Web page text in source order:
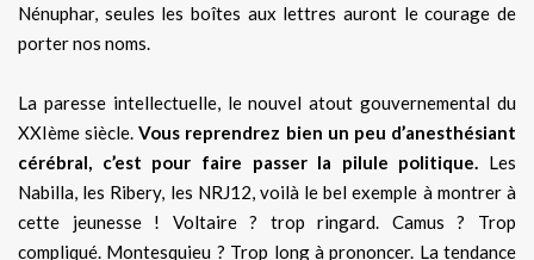
Nénuphar, seules les boîtes aux lettres auront le courage de
porter nos noms.
La paresse intellectuelle, le nouvel atout gouvernemental du
XXIème siècle.Vous reprendrez bien un peu d’anesthésiant
cérébral, c’est pour faire passer la pilule politique. Les
Nabilla, les Ribery, les NRJ12, voilà le bel exemple à montrer à
cette jeunesse ! Voltaire ? trop ringard. Camus ? Trop
compliqué. Montesquieu ? Trop long à prononcer. La tendance